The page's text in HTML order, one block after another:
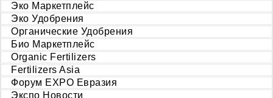
Эко Маркетплейс
Эко Удобрения
Органические Удобрения
Био Маркетплейс
Organic Fertilizers
Fertilizers Asia
Форум EXPO Евразия
Экспо Новости